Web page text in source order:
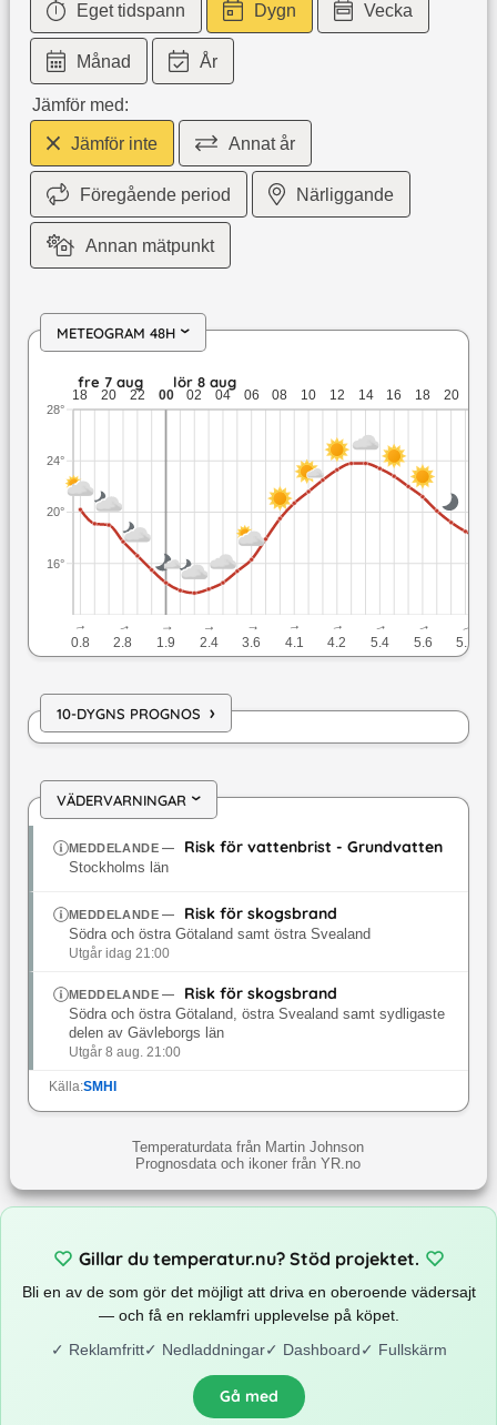
Eget tidspann Dygn Vecka
Månad År
Jämför med:
Jämför inte Annat år
Föregående period Närliggande
Annan mätpunkt
METEOGRAM 48H ›
fre 7 aug: 20,2 till 15,5 grader: ingen nederbörd: upp till 3
fre 7 aug lör 8 aug
18 20 22 00 02 04 06 08 10 12 14 16 18 20
16°
20°
24°
28°
↓
0.8
↓
2.8
↓
1.9
↓
2.4
↓
3.6
↓
4.1
↓
4.2
↓
5.4
↓
5.6
↓
5.1
10-DYGNS PROGNOS ›
VÄDERVARNINGAR›
MEDDELANDE— Risk för vattenbrist - Grundvatten
Stockholms län
MEDDELANDE— Risk för skogsbrand
Södra och östra Götaland samt östra Svealand
Utgår idag 21:00
MEDDELANDE— Risk för skogsbrand
Södra och östra Götaland, östra Svealand samt sydligaste
delen av Gävleborgs län
Utgår 8 aug. 21:00
Källa:SMHI
Temperaturdata från Martin Johnson
Prognosdata och ikoner från YR.no
Gillar du temperatur.nu? Stöd projektet.
Bli en av de som gör det möjligt att driva en oberoende vädersajt
— och få en reklamfri upplevelse på köpet.
✓ Reklamfritt✓ Nedladdningar✓ Dashboard✓ Fullskärm
Gå med